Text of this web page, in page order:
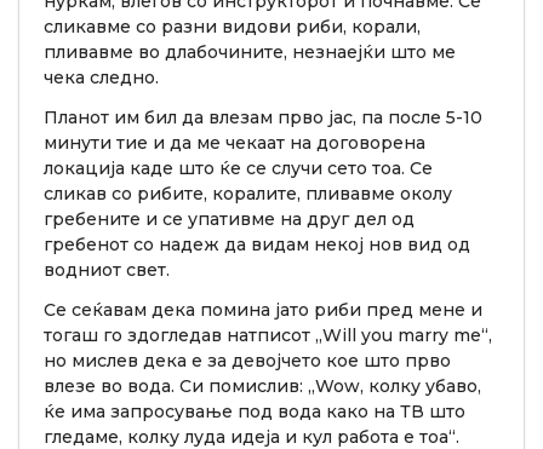
сликавме со разни видови риби, корали,
пливавме во длабочините, незнаејќи што ме
чека следно.
Планот им бил да влезам прво јас, па после 5-10
минути тие и да ме чекаат на договорена
локација каде што ќе се случи сето тоа. Се
сликав со рибите, коралите, пливавме околу
гребените и се упативме на друг дел од
гребенот со надеж да видам некој нов вид од
водниот свет.
Се сеќавам дека помина јато риби пред мене и
тогаш го здогледав натписот „Will you marry me“,
но мислев дека е за девојчето кое што прво
влезе во вода. Си помислив: „Wow, колку убаво,
ќе има запросување под вода како на ТВ што
гледаме, колку луда идеја и кул работа е тоа“.